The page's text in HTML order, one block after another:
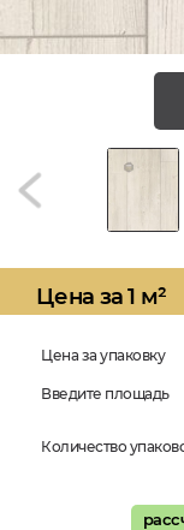
Цена за 1 м²
Цена за упаковку
Введите площадь
Количество